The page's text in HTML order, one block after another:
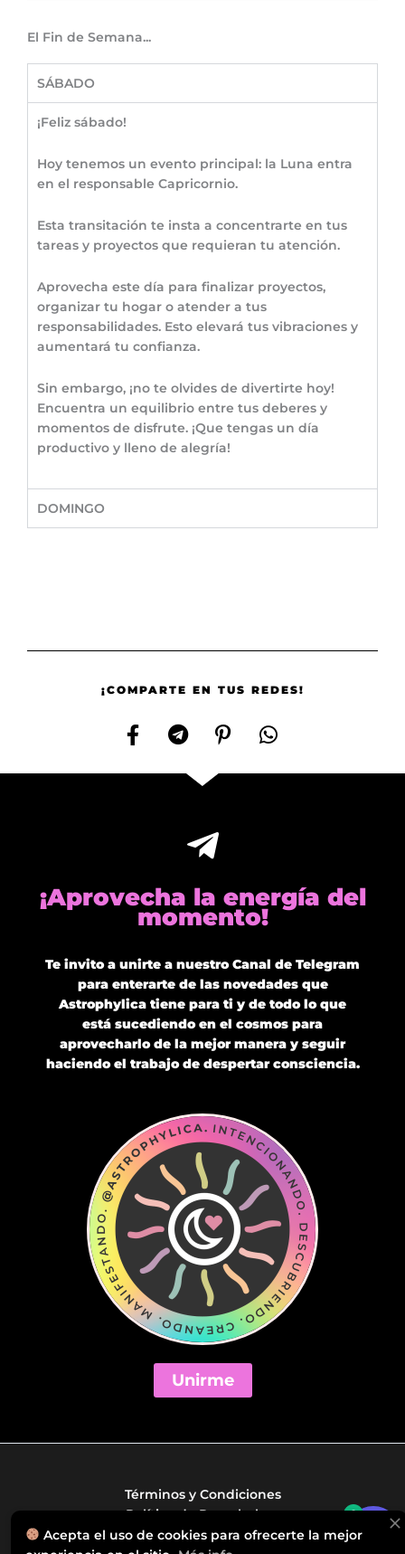
El Fin de Semana...
SÁBADO
¡Feliz sábado!
Hoy tenemos un evento principal: la Luna entra
en el responsable Capricornio.
Esta transitación te insta a concentrarte en tus
tareas y proyectos que requieran tu atención.
Aprovecha este día para finalizar proyectos,
organizar tu hogar o atender a tus
responsabilidades. Esto elevará tus vibraciones y
aumentará tu confianza.
Sin embargo, ¡no te olvides de divertirte hoy!
Encuentra un equilibrio entre tus deberes y
momentos de disfrute. ¡Que tengas un día
productivo y lleno de alegría!
DOMINGO
¡COMPARTE EN TUS REDES!
¡Aprovecha la energía del
momento!
Te invito a unirte a nuestro Canal de Telegram
para enterarte de las novedades que
Astrophylica tiene para ti y de todo lo que
está sucediendo en el cosmos para
aprovecharlo de la mejor manera y seguir
haciendo el trabajo de despertar consciencia.
Unirme
Términos y Condiciones
Política de Reembolsos
Políticas de Privacidad
0
Acepta el uso de cookies para ofrecerte la mejor